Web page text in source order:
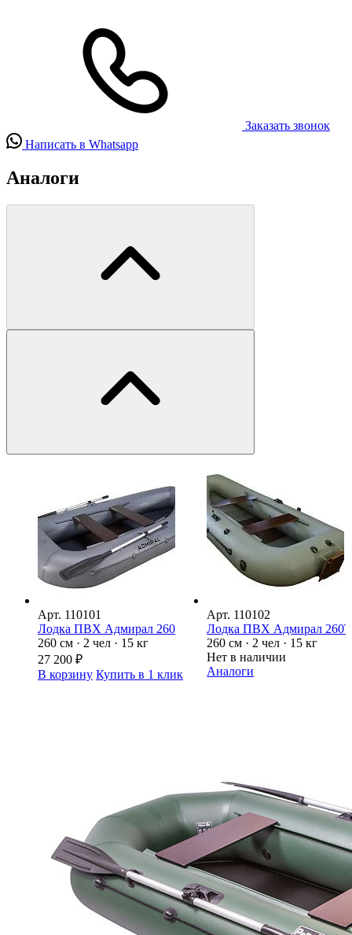
Заказать звонок
Написать в Whatsapp
Аналоги
Арт. 110101
Лодка ПВХ Адмирал 260
260 см · 2 чел · 15 кг
27 200 ₽
В корзину Купить в 1 клик
Арт. 110102
Лодка ПВХ Адмирал 260T
260 см · 2 чел · 15 кг
Нет в наличии
Аналоги